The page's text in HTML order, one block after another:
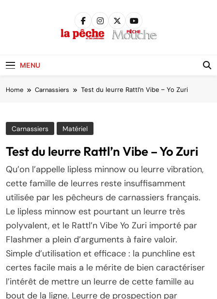
MENU
Home Carnassiers Test du leurre Rattl’n Vibe – Yo Zuri
Carnassiers Matériel
Test du leurre Rattl’n Vibe – Yo Zuri
Qu’on l’appelle lipless minnow ou leurre vibration,
cette famille de leurres reste insuffisamment
utilisée par les pêcheurs de carnassiers français.
Le lipless minnow est pourtant un leurre très
polyvalent, et le Rattl’n Vibe Yo Zuri importé par
Flashmer a plein d’arguments à faire valoir.
Simple d’utilisation et efficace : la punchline est
certes facile mais a le mérite de bien caractériser
l’intérêt de mettre un leurre de cette famille au
bout de la ligne. Leurre de prospection par